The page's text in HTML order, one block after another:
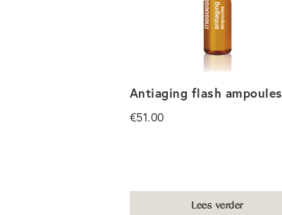
Antiaging flash ampoules
€51.00
Lees verder